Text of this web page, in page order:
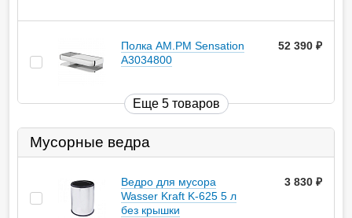
Полка AM.PM Sensation
A3034800
52 390
Еще 5 товаров
Мусорные ведра
Ведро для мусора
Wasser Kraft K-625 5 л
без крышки
3 830